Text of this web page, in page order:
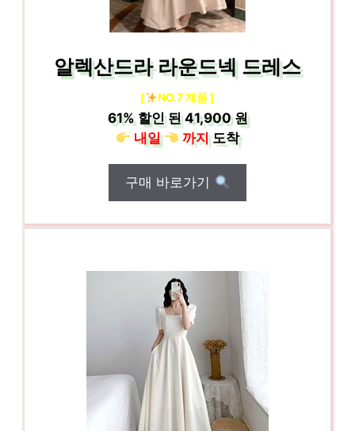
알렉산드라 라운드넥 드레스
[ NO.7 제품 ]
61%할인 된41,900 원
내일
까지도착
구매 바로가기